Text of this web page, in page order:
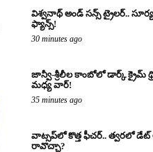
విశ్వనాథ్ అండ్ సన్స్ ట్రైలర్..
ఫ్యాన్స్!
30 minutes ago
జాన్వీ-శ్రీలీల కాంబోలో డార్క్ క్రైమ్
మధ్య వార్!
35 minutes ago
వాట్సప్‌లో కొత్త ఫీచర్.. త్వరలో
రావొచ్చా?